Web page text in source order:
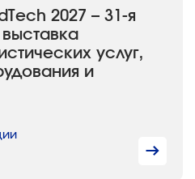
2027 – 31-я
услуг,
и